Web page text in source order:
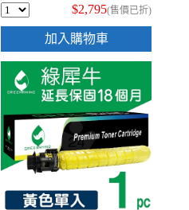
$2,795(售價已折)
加入購物車